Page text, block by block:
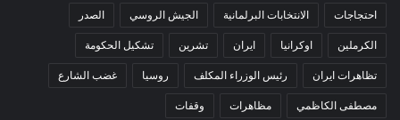
احتجاجات الانتخابات البرلمانية الجيش الروسي الصدر
الكرملين اوكرانيا ايران تشرين تشكيل الحكومة
تظاهرات ايران رئيس الوزراء المكلف روسيا غضب الشارع
مصطفى الكاظمي مظاهرات وقفات